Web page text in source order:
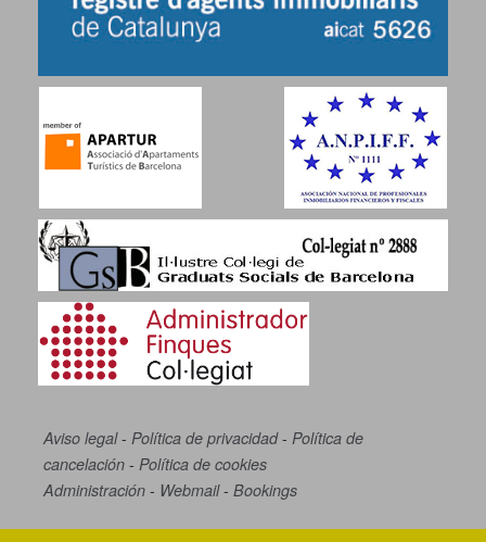
Aviso legal- Política de privacidad- Política de
cancelación - Política de cookies
Administración - Webmail- Bookings